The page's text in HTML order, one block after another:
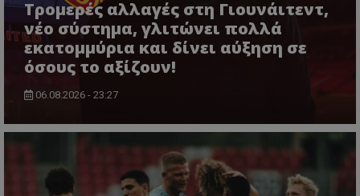
Τρομερές αλλαγές στη Γιουνάιτεντ,
νέο σύστημα, γλιτώνει πολλά
εκατομμύρια και δίνει αύξηση σε
όσους το αξίζουν!
06.08.2026 - 23:27